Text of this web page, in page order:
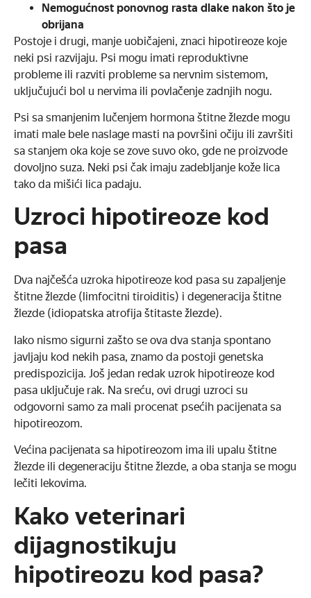
Nemogućnost ponovnog rasta dlake nakon što je
obrijana
Postoje i drugi, manje uobičajeni, znaci hipotireoze koje
neki psi razvijaju. Psi mogu imati reproduktivne
probleme ili razviti probleme sa nervnim sistemom,
uključujući bol u nervima ili povlačenje zadnjih nogu.
Psi sa smanjenim lučenjem hormona štitne žlezde mogu
imati male bele naslage masti na površini očiju ili završiti
sa stanjem oka koje se zove suvo oko, gde ne proizvode
dovoljno suza. Neki psi čak imaju zadebljanje kože lica
tako da mišići lica padaju.
Uzroci hipotireoze kod
pasa
Dva najčešća uzroka hipotireoze kod pasa su zapaljenje
štitne žlezde (limfocitni tiroiditis) i degeneracija štitne
žlezde (idiopatska atrofija štitaste žlezde).
Iako nismo sigurni zašto se ova dva stanja spontano
javljaju kod nekih pasa, znamo da postoji genetska
predispozicija. Još jedan redak uzrok hipotireoze kod
pasa uključuje rak. Na sreću, ovi drugi uzroci su
odgovorni samo za mali procenat psećih pacijenata sa
hipotireozom.
Većina pacijenata sa hipotireozom ima ili upalu štitne
žlezde ili degeneraciju štitne žlezde, a oba stanja se mogu
lečiti lekovima.
Kako veterinari
dijagnostikuju
hipotireozu kod pasa?